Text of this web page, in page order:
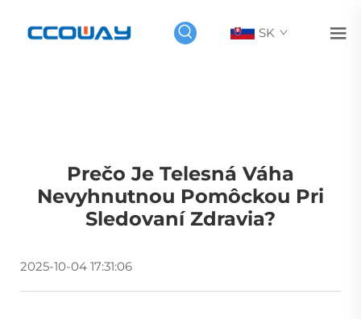
SK
Prečo Je Telesná Váha
Nevyhnutnou Pomôckou Pri
Sledovaní Zdravia?
2025-10-04 17:31:06